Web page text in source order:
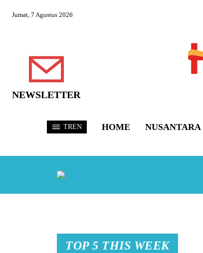
Jumat, 7 Agustus 2026
NEWSLETTER
TREN HOME NUSANTARA
TOP 5 THIS WEEK